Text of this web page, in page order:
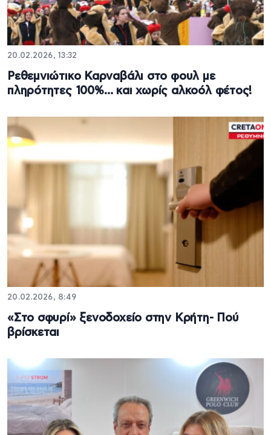
20.02.2026, 13:32
Ρεθεμνιώτικο Καρναβάλι στο φουλ με
πληρότητες 100%… και χωρίς αλκοόλ φέτος!
20.02.2026, 8:49
«Στο σφυρί» ξενοδοχείο στην Κρήτη- Πού
βρίσκεται